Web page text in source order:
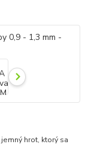
hrot, ktorý sa